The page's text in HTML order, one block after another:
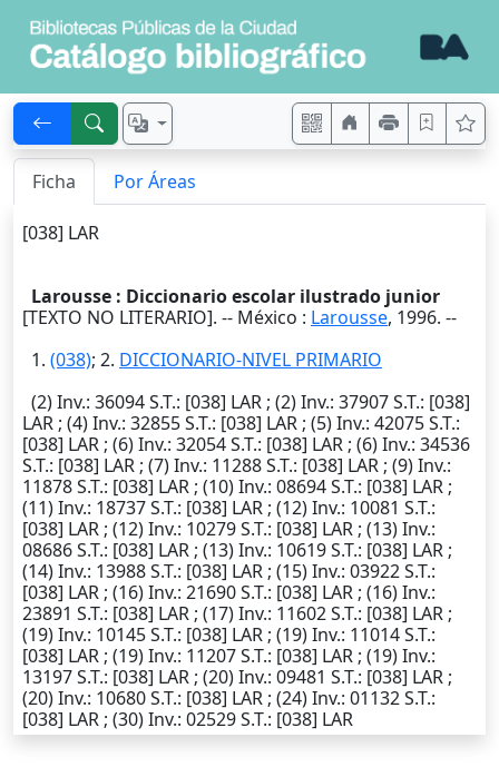
Ficha Por Áreas
[038] LAR
Larousse : Diccionario escolar ilustrado junior
[TEXTO NO LITERARIO]. -- México : Larousse, 1996. --
1. (038); 2. DICCIONARIO-NIVEL PRIMARIO
(2)Inv.: 36094S.T.: [038] LAR ; (2)Inv.: 37907S.T.: [038]
LAR ; (4)Inv.: 32855S.T.: [038] LAR ; (5)Inv.: 42075S.T.:
[038] LAR ; (6)Inv.: 32054S.T.: [038] LAR ; (6)Inv.: 34536
S.T.: [038] LAR ; (7)Inv.: 11288S.T.: [038] LAR ; (9)Inv.:
11878S.T.: [038] LAR ; (10)Inv.: 08694S.T.: [038] LAR ;
(11)Inv.: 18737S.T.: [038] LAR ; (12)Inv.: 10081 S.T.:
[038] LAR ; (12)Inv.: 10279S.T.: [038] LAR ; (13)Inv.:
08686S.T.: [038] LAR ; (13)Inv.: 10619S.T.: [038] LAR ;
(14)Inv.: 13988S.T.: [038] LAR ; (15)Inv.: 03922S.T.:
[038] LAR ; (16)Inv.: 21690S.T.: [038] LAR ; (16)Inv.:
23891 S.T.: [038] LAR ; (17)Inv.: 11602S.T.: [038] LAR ;
(19)Inv.: 10145S.T.: [038] LAR ; (19)Inv.: 11014S.T.:
[038] LAR ; (19)Inv.: 11207S.T.: [038] LAR ; (19)Inv.:
13197S.T.: [038] LAR ; (20)Inv.: 09481 S.T.: [038] LAR ;
(20)Inv.: 10680S.T.: [038] LAR ; (24)Inv.: 01132S.T.:
[038] LAR ; (30)Inv.: 02529S.T.: [038] LAR